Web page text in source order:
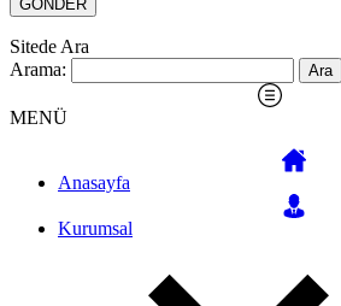
Sitede Ara
Arama:
MENÜ
Anasayfa
Kurumsal